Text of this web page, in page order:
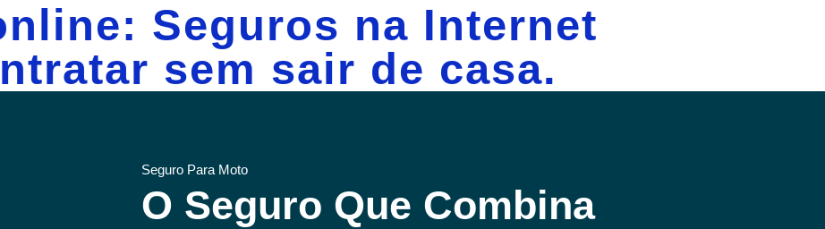
Seguros na Internet
sem sair de casa.
Seguro Para Moto
O Seguro Que Combina